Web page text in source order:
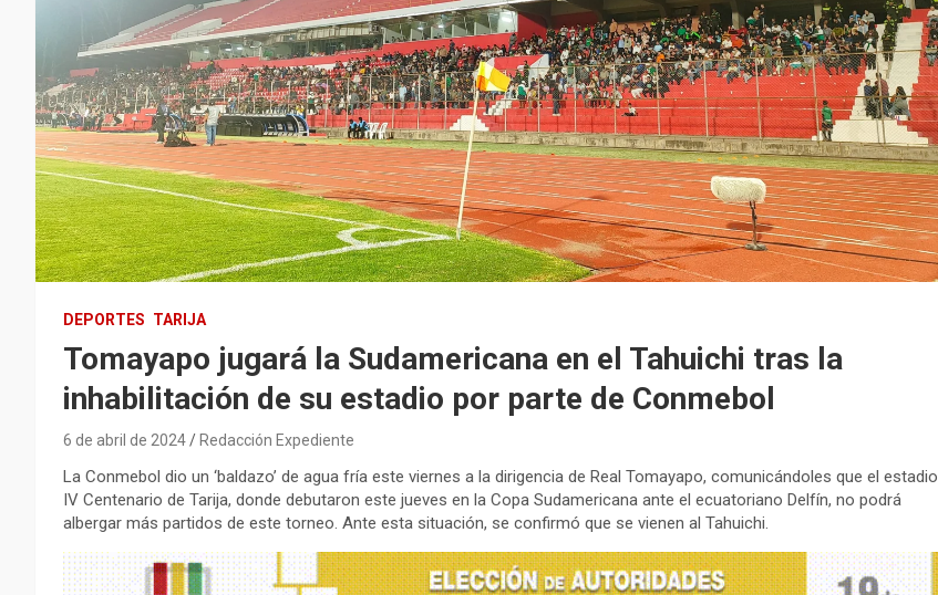
DEPORTES TARIJA
Tomayapo jugará la Sudamericana en el Tahuichi tras la
inhabilitación de su estadio por parte de Conmebol
6 de abril de 2024 Redacción Expediente
La Conmebol dio un ‘baldazo’ de agua fría este viernes a la dirigencia de Real Tomayapo, comunicándoles que el estadio
IV Centenario de Tarija, donde debutaron este jueves en la Copa Sudamericana ante el ecuatoriano Delfín, no podrá
albergar más partidos de este torneo. Ante esta situación, se confirmó que se vienen al Tahuichi.